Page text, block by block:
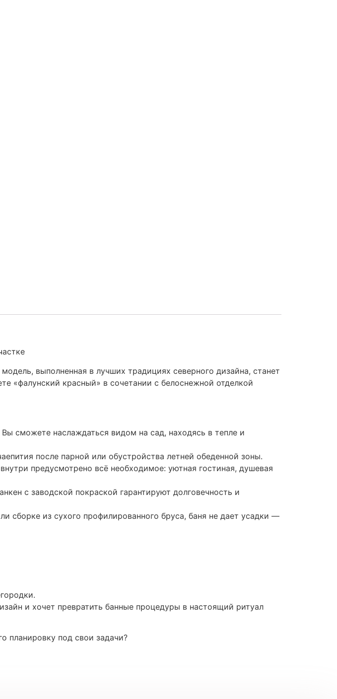
выполненная в лучших традициях северного дизайна, станет
«фалунский красный» в сочетании с белоснежной отделкой
сможете наслаждаться видом на сад, находясь в тепле и
после парной или обустройства летней обеденной зоны.
предусмотрено всё необходимое: уютная гостиная, душевая
с заводской покраской гарантируют долговечность и
сборке из сухого профилированного бруса, баня не дает усадки —
и хочет превратить банные процедуры в настоящий ритуал
планировку под свои задачи?